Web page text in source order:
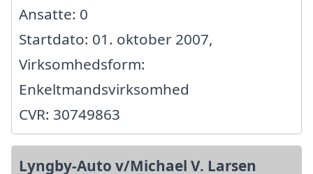
Ansatte: 0
Startdato: 01. oktober 2007,
Virksomhedsform:
Enkeltmandsvirksomhed
CVR: 30749863
Lyngby-Auto v/Michael V. Larsen